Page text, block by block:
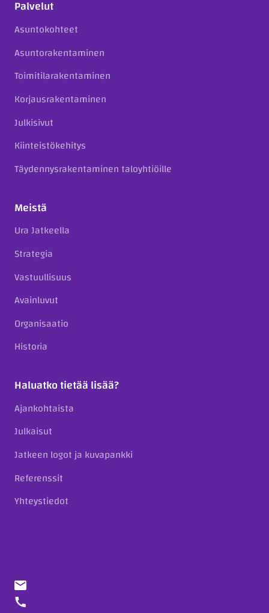
Palvelut
Asuntokohteet
Asuntorakentaminen
Toimitilarakentaminen
Korjausrakentaminen
Julkisivut
Kiinteistökehitys
Täydennysrakentaminen taloyhtiöille
Meistä
Ura Jatkeella
Strategia
Vastuullisuus
Avainluvut
Organisaatio
Historia
Haluatko tietää lisää?
Ajankohtaista
Julkaisut
Jatkeen logot ja kuvapankki
Referenssit
Yhteystiedot